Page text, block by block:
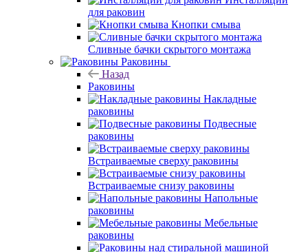
для раковин
Кнопки смыва
Сливные бачки скрытого монтажа
Раковины
Назад
Раковины
Накладные
раковины
Подвесные
раковины
Встраиваемые сверху раковины
Встраиваемые снизу раковины
Напольные
раковины
Мебельные
раковины